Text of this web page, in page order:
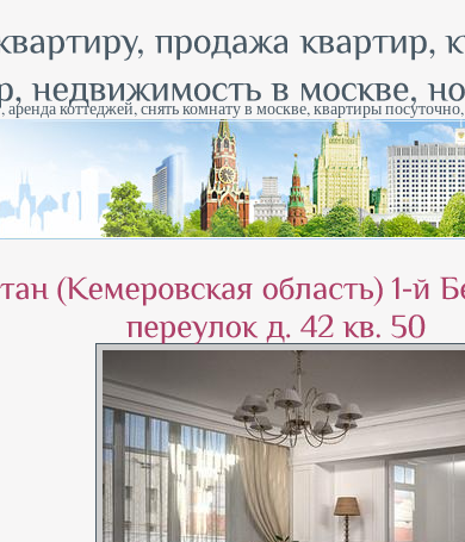
коттеджей, снять комнату в москве, квартиры